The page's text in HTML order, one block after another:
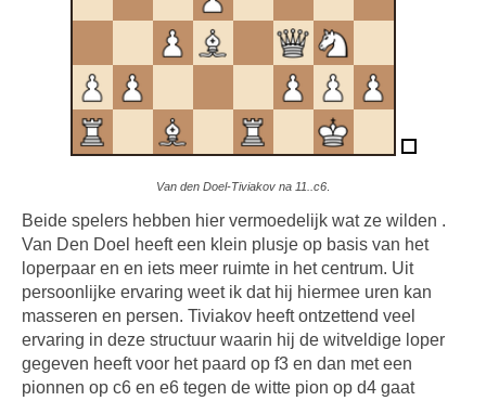
Van den Doel-Tiviakov na 11..c6
Beide spelers hebben hier vermoedelijk wat ze wilden .
Van Den Doel heeft een klein plusje op basis van het
loperpaar en en iets meer ruimte in het centrum. Uit
persoonlijke ervaring weet ik dat hij hiermee uren kan
masseren en persen. Tiviakov heeft ontzettend veel
ervaring in deze structuur waarin hij de witveldige loper
gegeven heeft voor het paard op f3 en dan met een
pionnen op c6 en e6 tegen de witte pion op d4 gaat